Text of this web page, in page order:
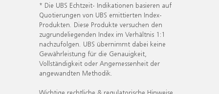
* Die UBS Echtzeit- Indikationen basieren auf
Quotierungen von UBS emittierten Index-
Produkten. Diese Produkte versuchen den
zugrundeliegenden Index im Verhältnis 1:1
nachzufolgen. UBS übernimmt dabei keine
Gewährleistung für die Genauigkeit,
Vollständigkeit oder Angemessenheit der
angewandten Methodik.